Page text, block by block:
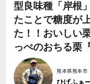
型良味種「岸根
たことで糖度が
た！！おいしい
っぺのおちる栗
熊本県熊本市
ひげふぁ